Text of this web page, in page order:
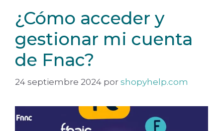
¿Cómo acceder y
gestionar mi cuenta
de Fnac?
24 septiembre 2024 por shopyhelp.com